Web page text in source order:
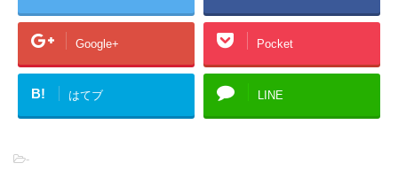
Google+ Pocket
B! はてブ LINE
-